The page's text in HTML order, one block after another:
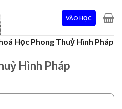
VÀO HỌC
Học Phong Thuỷ Hình Pháp
Hình Pháp